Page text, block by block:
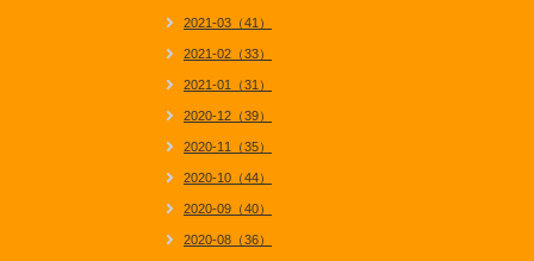
2021-03（41）
2021-02（33）
2021-01（31）
2020-12（39）
2020-11（35）
2020-10（44）
2020-09（40）
2020-08（36）